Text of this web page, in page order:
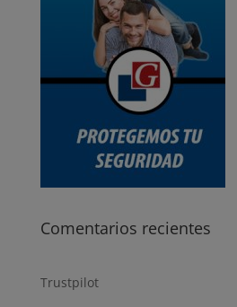
Comentarios recientes
Trustpilot